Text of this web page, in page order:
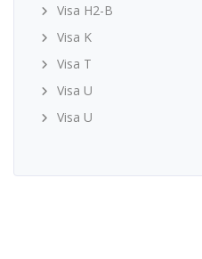
Visa H2-B
Visa K
Visa T
Visa U
Visa U